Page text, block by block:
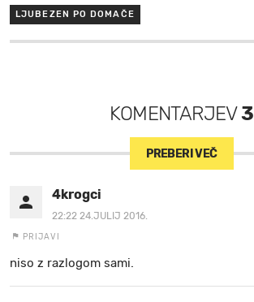
LJUBEZEN PO DOMAČE
KOMENTARJEV3
PREBERI VEČ
4krogci
22:22 24.JULIJ 2016.
PRIJAVI
niso z razlogom sami.